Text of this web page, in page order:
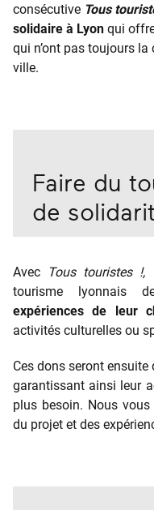
consécutive Tous
solidaire à Lyon qui
qui n’ont pas toujours
ville.
Faire du
de
Avec Tous touristes !,
tourisme lyonnais
expériences de leur
activités culturelles ou
Ces dons seront
garantissant ainsi leur
plus besoin. Nous
du projet et des